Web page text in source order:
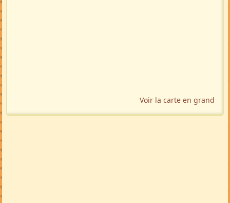
Voir la carte en grand